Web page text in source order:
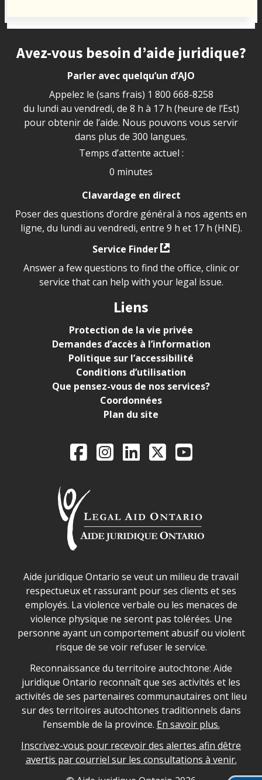
Site footer
Avez-vous besoin d’aide juridique?
Parler avec quelqu’un d’AJO
Appelez le (sans frais) 1 800 668-8258
du lundi au vendredi, de 8 h à 17 h (heure de l’Est)
pour obtenir de l’aide. Nous pouvons vous servir
dans plus de 300 langues.
Temps d’attente actuel :
0 minutes
Clavardage en direct
Poser des questions d’ordre général à nos agents en
ligne, du lundi au vendredi, entre 9 h et 17 h (HNE).
Service Finder
Answer a few questions to find the office, clinic or
service that can help with your legal issue.
Liens
Protection de la vie privée
Demandes d’accès à l’information
Politique sur l’accessibilité
Conditions d’utilisation
Que pensez-vous de nos services?
Coordonnées
Plan du site
Legal Aid Ontario
FacebookInstagram
LinkedIn
X YouTube
Déclaration sur la sécurité dans les locaux d'AJO.
Aide juridique Ontario se veut un milieu de travail
respectueux et rassurant pour ses clients et ses
employés. La violence verbale ou les menaces de
violence physique ne seront pas tolérées. Une
personne ayant un comportement abusif ou violent
risque de se voir refuser le service.
Legal Aid Ontario land acknowledgement
Reconnaissance du territoire autochtone: Aide
juridique Ontario reconnaît que ses activités et les
activités de ses partenaires communautaires ont lieu
sur des territoires autochtones traditionnels dans
l’ensemble de la province. En savoir plus.
Inscrivez-vous pour recevoir des alertes afin dêtre
avertis par courriel sur les consultations à venir.